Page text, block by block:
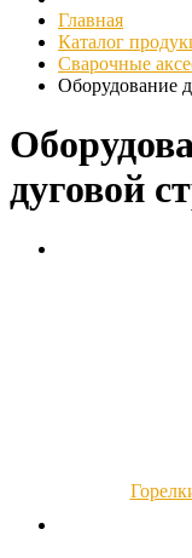
Главная
Каталог
Сварочные
Оборудование
дуговой